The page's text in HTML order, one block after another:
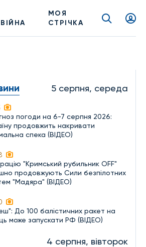
МОЯ
СТРІЧКА
5 серпня, середа
погоди на 6-7 серпня 2026:
продовжить накривати
спека (ВІДЕО)
"Кримський рубильник OFF"
продовжують Сили безпілотних
"Мадяра" (ВІДЕО)
До 100 балістичних ракет на
може запускати РФ (ВІДЕО)
4 серпня, вівторок